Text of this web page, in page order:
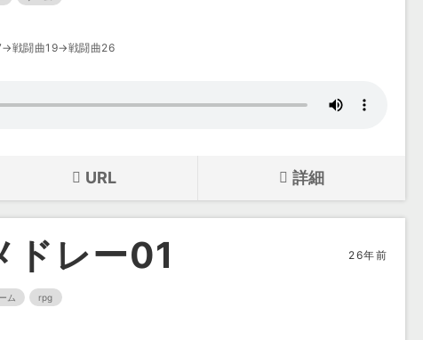
戦闘曲19→戦闘曲26
URL 詳細
ドレー01 26年前
ム rpg